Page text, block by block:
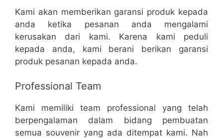
Kami akan memberikan garansi produk kepada
anda ketika pesanan anda mengalami
kerusakan dari kami. Karena kami peduli
kepada anda, kami berani berikan garansi
produk pesanan kepada anda.
Professional Team
Kami memiliki team professional yang telah
berpengalaman dalam bidang pembuatan
semua souvenir yang ada ditempat kami. Nah